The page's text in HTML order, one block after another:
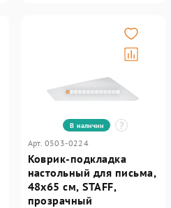
В наличии
Арт. 0503-0224
Коврик-подкладка
настольный для письма,
48х65 см, STAFF,
прозрачный